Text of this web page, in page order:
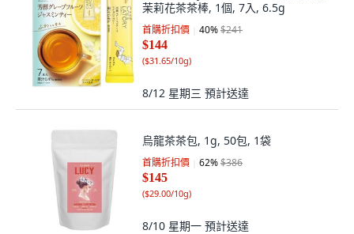
茉莉花茶茶棒, 1個, 7入, 6.5g
首購折扣價 40%$241
$144
($31.65/10g)
8/12 星期三 預計送達
烏龍茶茶包, 1g, 50包, 1袋
首購折扣價 62%$386
$145
($29.00/10g)
8/10 星期一 預計送達